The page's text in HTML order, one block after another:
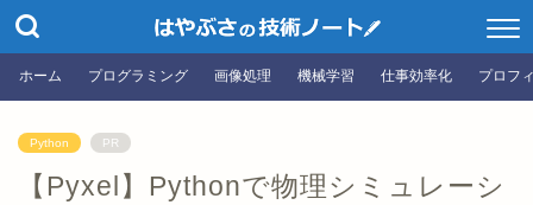
ホーム プログラミング 画像処理 機械学習 仕事効率化 プロフ
Python PR
【Pyxel】Pythonで物理シミュレーシ